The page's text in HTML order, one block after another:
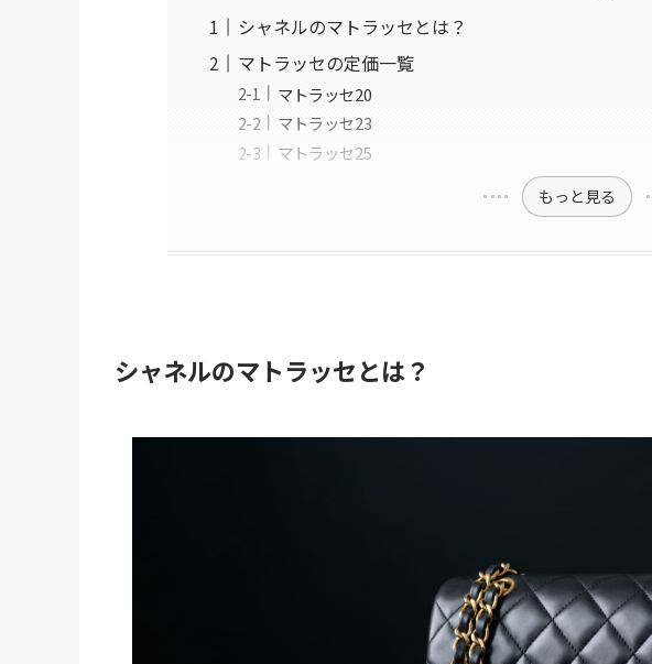
シャネルのマトラッセとは？
マトラッセの定価一覧
マトラッセ20
マトラッセ23
マトラッセ25
もっと見る
シャネルのマトラッセとは？